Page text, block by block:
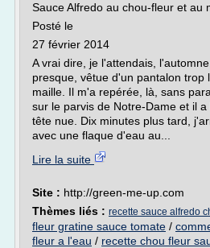
Sauce Alfredo au chou-fleur et au
Posté le
27 février 2014
A vrai dire, je l'attendais,
presque, vêtue d'un pantalon trop
maille. Il m'a repérée, là, sans
sur le parvis de Notre-Dame et il
tête nue. Dix minutes plus tard,
avec une flaque d'eau au...
Lire la suite
Site : http://green-me-up.com
Thèmes liés : recette sauce alfredo
fleur gratine sauce tomate /
fleur a l'eau / recette chou fleur